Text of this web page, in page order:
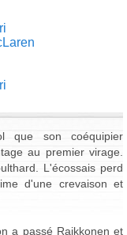
que son coéquipier
au premier virage.
L'écossais perd
d'une crevaison et
a passé Raikkonen et